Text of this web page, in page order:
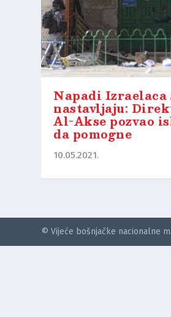
Napadi Izraelaca
nastavljaju:
Al-Akse pozvao
da pomogne
10.05.2021.
© Vijeće bošnjačke nacionalne